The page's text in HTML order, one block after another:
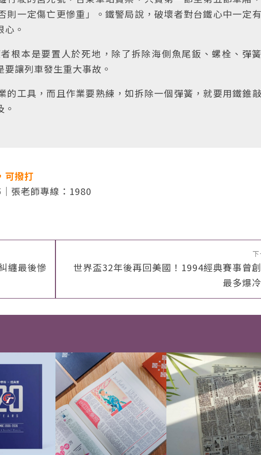
則一定傷亡更慘重」。鐵警局說，破壞者對台鐵心中一定
。
根本是要置人於死地，除了拆除海側魚尾鈑、螺栓、彈
讓列車發生重大事故。
的工具，而且作業要熟練，如拆除一個彈簧，就要用鐵錐
可撥打
張老師專線：1980
纏最後慘
世界盃32年後再回美國！1994經典賽事曾
最多爆